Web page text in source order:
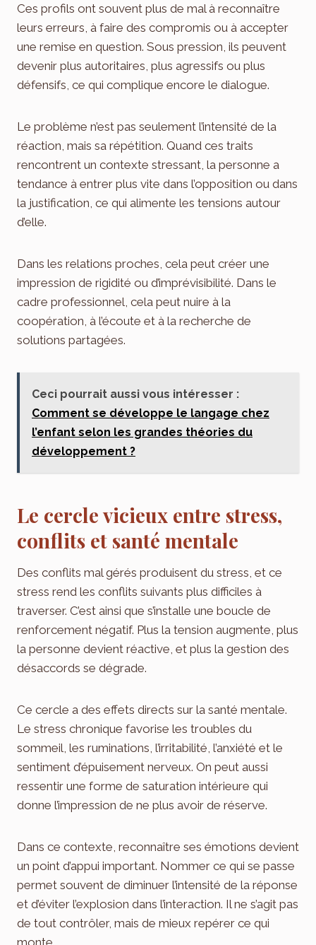
Ces profils ont souvent plus de mal à reconnaître
leurs erreurs, à faire des compromis ou à accepter
une remise en question. Sous pression, ils peuvent
devenir plus autoritaires, plus agressifs ou plus
défensifs, ce qui complique encore le dialogue.
Le problème n’est pas seulement l’intensité de la
réaction, mais sa répétition. Quand ces traits
rencontrent un contexte stressant, la personne a
tendance à entrer plus vite dans l’opposition ou dans
la justification, ce qui alimente les tensions autour
d’elle.
Dans les relations proches, cela peut créer une
impression de rigidité ou d’imprévisibilité. Dans le
cadre professionnel, cela peut nuire à la
coopération, à l’écoute et à la recherche de
solutions partagées.
Ceci pourrait aussi vous intéresser :
Comment se développe le langage chez
l’enfant selon les grandes théories du
développement ?
Le cercle vicieux entre stress,
conflits et santé mentale
Des conflits mal gérés produisent du stress, et ce
stress rend les conflits suivants plus difficiles à
traverser. C’est ainsi que s’installe une boucle de
renforcement négatif. Plus la tension augmente, plus
la personne devient réactive, et plus la gestion des
désaccords se dégrade.
Ce cercle a des effets directs sur la santé mentale.
Le stress chronique favorise les troubles du
sommeil, les ruminations, l’irritabilité, l’anxiété et le
sentiment d’épuisement nerveux. On peut aussi
ressentir une forme de saturation intérieure qui
donne l’impression de ne plus avoir de réserve.
Dans ce contexte, reconnaître ses émotions devient
un point d’appui important. Nommer ce qui se passe
permet souvent de diminuer l’intensité de la réponse
et d’éviter l’explosion dans l’interaction. Il ne s’agit pas
de tout contrôler, mais de mieux repérer ce qui
monte.